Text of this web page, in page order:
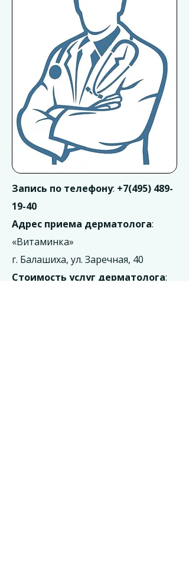
Запись по телефону: +7(495) 489-
19-40
Адрес приема дерматолога:
«Витаминка»
г. Балашиха, ул. Заречная, 40
Стоимость услуг дерматолога: